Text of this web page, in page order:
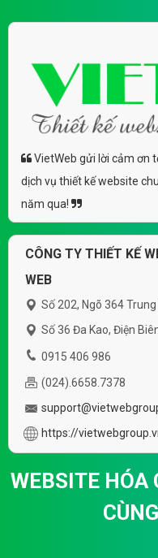
VietWeb gửi lời cảm ơn
dịch vụ thiết kế website
năm qua!
CÔNG TY THIẾT KẾ
WEB
Số 202, Ngõ 364
Số 36 Đa Kao, Điện
0915 406 986
(024).6658.7378
https://
WEBSITE HÓA